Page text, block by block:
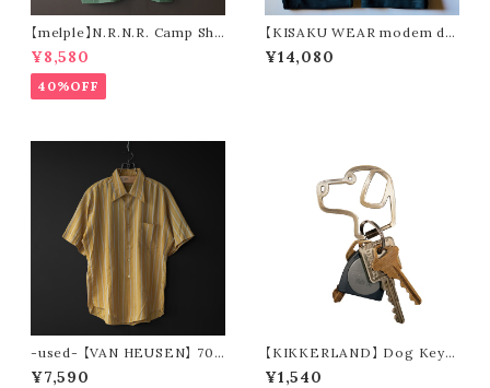
【melple】N.R.N.R. Camp Shir
t (green)
¥8,580
40%OFF
【KISAKU WEAR modem de
sign】kisaku ponte FW (3col
ors)
¥14,080
-used- 【VAN HEUSEN】 70s
stripe s/s shirt
¥7,590
【KIKKERLAND】 Dog Keyc
hain
¥1,540